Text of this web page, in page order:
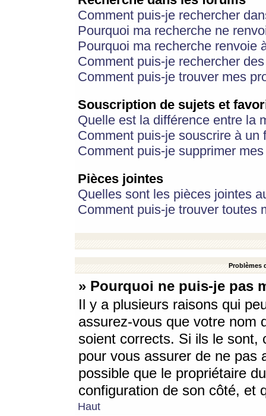
Comment puis-je rechercher
Pourquoi ma recherche ne
Pourquoi ma recherche renvoie
Comment puis-je rechercher
Comment puis-je trouver mes
Souscription de sujets et
Quelle est la différence entre la
Comment puis-je souscrire à
Comment puis-je supprimer
Pièces jointes
Quelles sont les pièces jointes
Comment puis-je trouver toutes
Problèmes
» Pourquoi ne puis-je pas
Il y a plusieurs raisons qui
assurez-vous que votre nom
soient corrects. Si ils le sont,
pour vous assurer de ne pas
possible que le propriétaire
configuration de son côté, et
Haut